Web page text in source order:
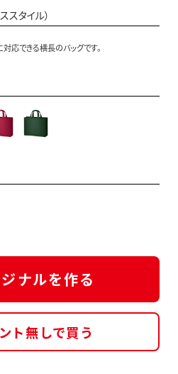
スタイル）
応できる横長のバッグです。
ナルを作る
ト無しで買う